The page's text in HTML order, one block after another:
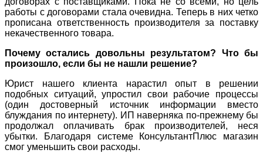
работы с договорами стала очевидна. Теперь в них четко
прописана ответственность производителя за поставку
некачественного товара.
Почему остались довольны результатом? Что бы
произошло, если бы не нашли решение?
Юрист нашего клиента нарастил опыт в решении
подобных ситуаций, упростил свои рабочие процессы
(один достоверный источник информации вместо
блуждания по интернету). ИП наверняка по-прежнему бы
продолжал оплачивать брак производителей, неся
убытки. Благодаря системе КонсультантПлюс магазин
смог уменьшить свои расходы.